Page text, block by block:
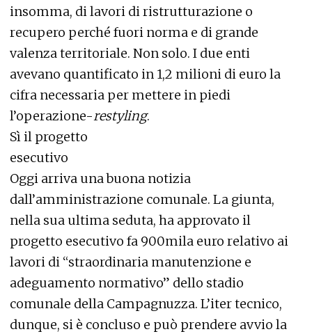
insomma, di lavori di ristrutturazione o
recupero perché fuori norma e di grande
valenza territoriale. Non solo. I due enti
avevano quantificato in 1,2 milioni di euro la
cifra necessaria per mettere in piedi
l’operazione-restyling.
Sì il progetto
esecutivo
Oggi arriva una buona notizia
dall’amministrazione comunale. La giunta,
nella sua ultima seduta, ha approvato il
progetto esecutivo fa 900mila euro relativo ai
lavori di “straordinaria manutenzione e
adeguamento normativo” dello stadio
comunale della Campagnuzza. L’iter tecnico,
dunque, si è concluso e può prendere avvio la